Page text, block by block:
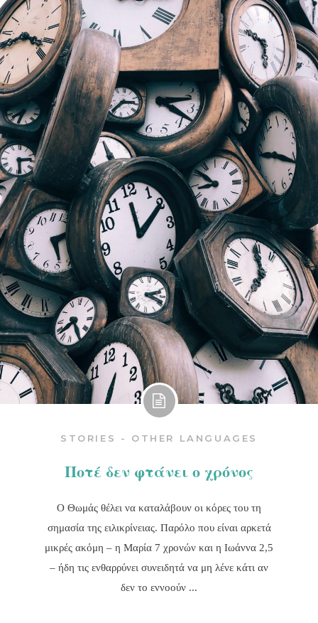
STORIES - OTHER LANGUAGES
Ποτέ δεν φτάνει ο χρόνος
Ο Θωμάς θέλει να καταλάβουν οι κόρες του τη
σημασία της ειλικρίνειας. Παρόλο που είναι αρκετά
μικρές ακόμη – η Μαρία 7 χρονών και η Ιωάννα 2,5
– ήδη τις ενθαρρύνει συνειδητά να μη λένε κάτι αν
δεν το εννοούν